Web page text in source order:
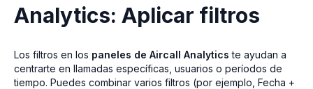
Analytics: Aplicar filtros
Los filtros en los paneles de Aircall Analytics te ayudan a
centrarte en llamadas específicas, usuarios o períodos de
tiempo. Puedes combinar varios filtros (por ejemplo, Fecha +